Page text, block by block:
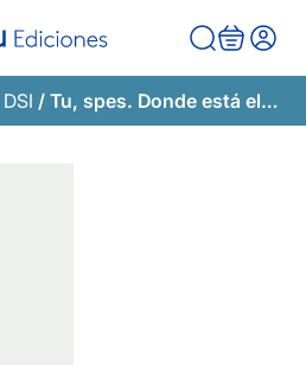
DSI / Tu, spes. Donde está el peligro, crece también lo que salva